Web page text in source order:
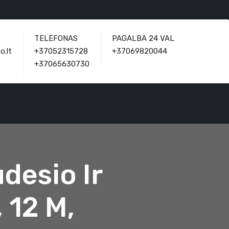
TELEFONAS
+37052315728
+37065630730
PAGALBA 24 VAL
+37069820044
Ir
M,